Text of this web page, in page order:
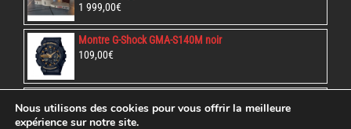
Note5.00
sur 5
1 999,00€
Montre G-Shock GMA-S140M noir
109,00€
45,99€
Nous utilisons des cookies pour vous offrir la meilleure
expérience sur notre site.